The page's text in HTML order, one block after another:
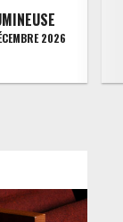
2026